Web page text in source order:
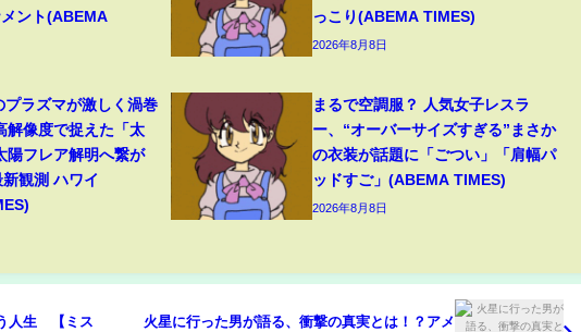
ント(ABEMA
っこり(ABEMA TIMES)
2026年8月8日
ラズマが激しく渦巻
解像度で捉えた「太
陽フレア解明へ繋が
観測 ハワイ
まるで空調服？ 人気女子レスラ
ー、“オーバーサイズすぎる”まさか
の衣装が話題に「ごつい」「肩幅パ
ッドすご」(ABEMA TIMES)
2026年8月8日
人生 【ミス 火星に行った男が語る、衝撃の真実とは！？アメ